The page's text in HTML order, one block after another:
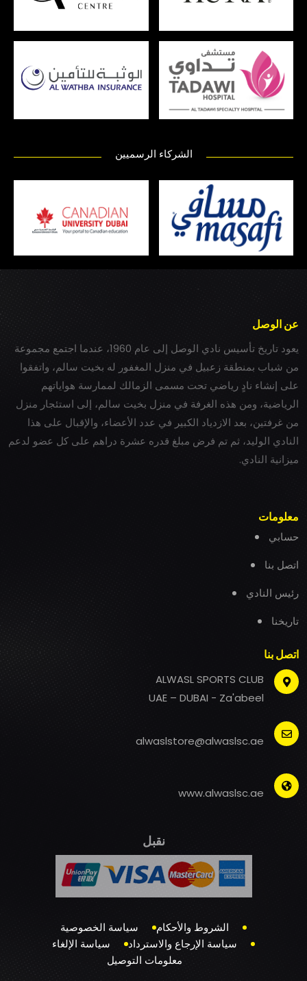
الشركاء الرسميين
عن الوصل
يعود تاريخ تأسيس نادي الوصل إلى عام 1960، عندما اجتمع مجموعة
من شباب بمنطقة زعبيل في منزل المغفور له بخيت سالم، واتفقوا
على إنشاء نادٍ رياضي تحت مسمى الزمالك لممارسة هواياتهم
الرياضية، ومن هذه الغرفة في منزل بخيت سالم، إلى استئجار منزل
من غرفتين، بعد الازدياد الكبير في عدد الأعضاء، والإقبال على هذا
النادي الوليد، ثم تم فرض مبلغ قدره عشرة دراهم على كل عضو لدعم
ميزانية النادي.
معلومات
حسابي
اتصل بنا
رئيس النادي
تاريخنا
اتصل بنا
ALWASL SPORTS CLUB
UAE – DUBAI - Za'abeel
alwaslstore@alwaslsc.ae
www.alwaslsc.ae
نقبل
الشروط والأحكام
سياسة الخصوصية
سياسة الإرجاع والاسترداد
سياسة الإلغاء
معلومات التوصيل